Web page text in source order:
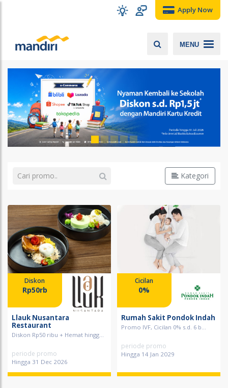
Apply Now
MENU
Kategori
Diskon
Rp50rb
Llauk Nusantara
Restaurant
Diskon Rp50 ribu + Hemat hingg...
periode promo
Hingga 31 Dec 2026
Cicilan
0%
Rumah Sakit Pondok Indah
Promo IVF, Cicilan 0% s.d. 6 b...
periode promo
Hingga 14 Jan 2029